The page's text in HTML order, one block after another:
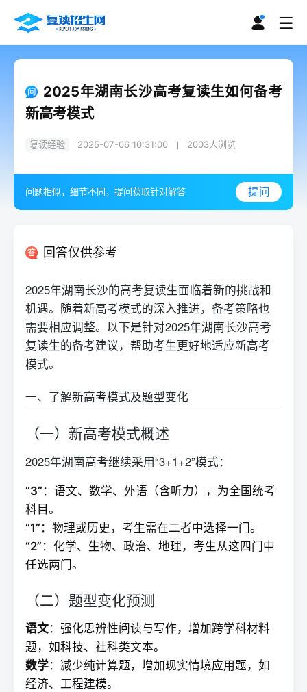
2025年湖南长沙高考复读生如何备考
新高考模式
复读经验 2025-07-06 10:31:00 2003人浏览
问题相似，细节不同，提问获取针对解答 提问
回答仅供参考
2025年湖南长沙的高考复读生面临着新的挑战和
机遇。随着新高考模式的深入推进，备考策略也
需要相应调整。以下是针对2025年湖南长沙高考
复读生的备考建议，帮助考生更好地适应新高考
模式。
一、了解新高考模式及题型变化
（一）新高考模式概述
2025年湖南高考继续采用“3+1+2”模式：
“3” ：语文、数学、外语（含听力），为全国统考
科目。
“1” ：物理或历史，考生需在二者中选择一门。
“2” ：化学、生物、政治、地理，考生从这四门中
任选两门。
（二）题型变化预测
语文：强化思辨性阅读与写作，增加跨学科材料
题，如科技、社科类文本。
数学：减少纯计算题，增加现实情境应用题，如
经济、工程建模。